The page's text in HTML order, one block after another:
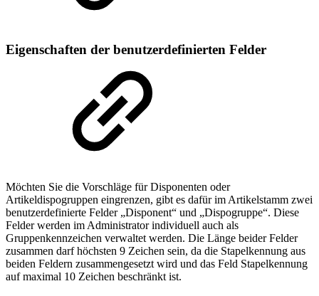
Eigenschaften der benutzerdefinierten Felder
Möchten Sie die Vorschläge für Disponenten oder
Artikeldispogruppen eingrenzen, gibt es dafür im Artikelstamm zwei
benutzerdefinierte Felder „Disponent“ und „Dispogruppe“. Diese
Felder werden im Administrator individuell auch als
Gruppenkennzeichen verwaltet werden. Die Länge beider Felder
zusammen darf höchsten 9 Zeichen sein, da die Stapelkennung aus
beiden Feldern zusammengesetzt wird und das Feld Stapelkennung
auf maximal 10 Zeichen beschränkt ist.